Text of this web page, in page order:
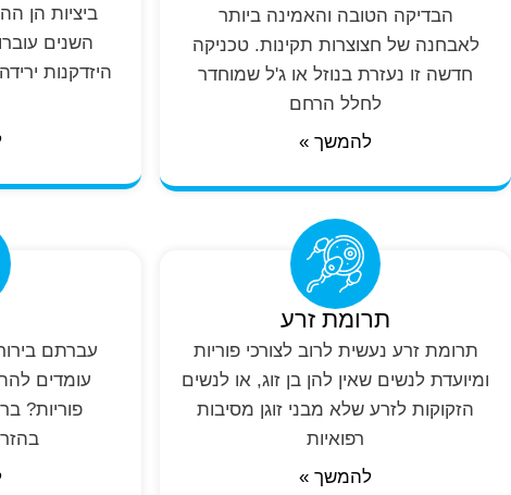
הבדיקה הטובה והאמינה ביותר
לאבחנה של חצוצרות תקינות. טכניקה
חדשה זו נעזרת בנוזל או ג'ל שמוחדר
לחלל הרחם
להמשך »
ביציות הן
השנים
היזדקנות
תרומת זרע
תרומת זרע נעשית לרוב לצורכי פוריות
ומיועדת לנשים שאין להן בן זוג, או לנשים
הזקוקות לזרע שלא מבני זוגן מסיבות
רפואיות
להמשך »
עברתם
עומדים
פוריות?